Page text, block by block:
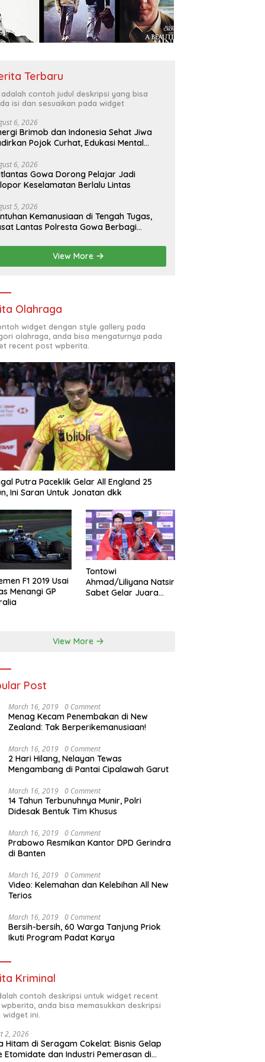
Terbaru
adalah contoh judul deskripsi yang bisa
isi dan sesuaikan pada widget
6, 2026
Brimob dan Indonesia Sehat Jiwa
Pojok Curhat, Edukasi Mental
6, 2026
Gowa Dorong Pelajar Jadi
Keselamatan Berlalu Lintas
5, 2026
Kemanusiaan di Tengah Tugas,
Lantas Polresta Gowa Berbagi
View More
Olahraga
widget dengan style gallery pada
olahraga, anda bisa mengaturnya pada
recent post wpberita.
Putra Paceklik Gelar All England 25
Ini Saran Untuk Jonatan dkk
F1 2019 Usai
Menangi GP
Tontowi
Ahmad/Liliyana Natsir
Sabet Gelar Juara
View More
Post
March 16, 2019 0 Comment
Menag Kecam Penembakan di New
Zealand: Tak Berperikemanusiaan!
March 16, 2019 0 Comment
2 Hari Hilang, Nelayan Tewas
Mengambang di Pantai Cipalawah Garut
March 16, 2019 0 Comment
14 Tahun Terbunuhnya Munir, Polri
Didesak Bentuk Tim Khusus
March 16, 2019 0 Comment
Prabowo Resmikan Kantor DPD Gerindra
di Banten
March 16, 2019 0 Comment
Video: Kelemahan dan Kelebihan All New
Terios
March 16, 2019 0 Comment
Bersih-bersih, 60 Warga Tanjung Priok
Ikuti Program Padat Karya
Kriminal
contoh deskripsi untuk widget recent
anda bisa memasukkan deskripsi
widget ini.
2, 2026
Hitam di Seragam Cokelat: Bisnis Gelap
Etomidate dan Industri Pemerasan di